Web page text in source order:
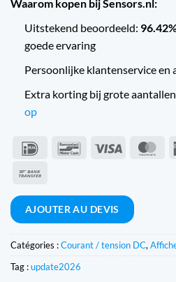
Waarom kopen bij Sensors.nl:
Uitstekend beoordeeld:
goede ervaring
Persoonlijke klantenservice en
Extra korting bij grote
op
IDeal BancontactVisa
AJOUTER AU DEVIS
Catégories :Courant / tension DC,
Tag :update2026